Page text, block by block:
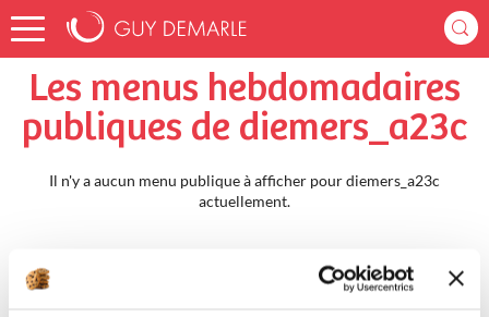
Accueil diemers_a23c Menus Hebdomadaires
Les menus hebdomadaires
publiques de diemers_a23c
Il n'y a aucun menu publique à afficher pour diemers_a23c
actuellement.